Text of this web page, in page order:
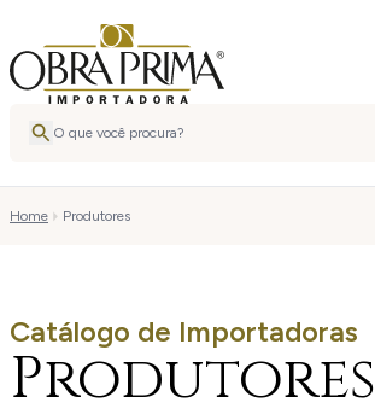
Home Produtores
Catálogo de Importadoras
Produtores